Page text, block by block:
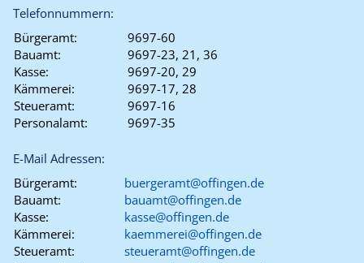
Telefonnummern:
Bürgeramt:
9697-60
Bauamt:
9697-23, 21, 36
Kasse:
9697-20, 29
Kämmerei:
9697-17, 28
Steueramt:
9697-16
Personalamt:
9697-35
E-Mail Adressen:
Bürgeramt:
buergeramt@offingen.de
Bauamt:
bauamt@offingen.de
Kasse:
kasse@offingen.de
Kämmerei:
kaemmerei@offingen.de
Steueramt:
steueramt@offingen.de